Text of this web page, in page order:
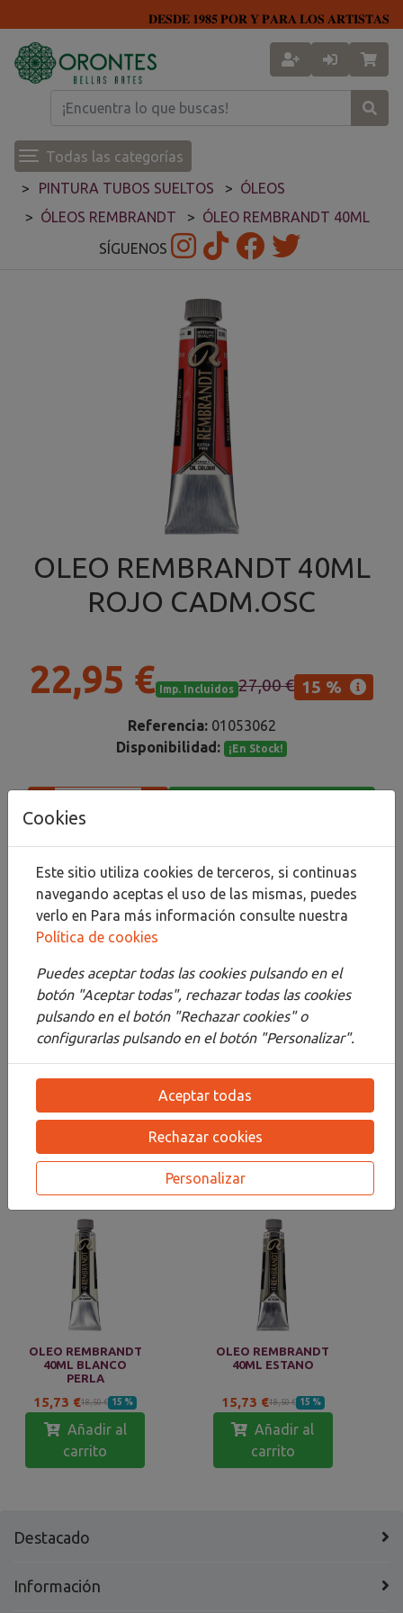
𝐃𝐄𝐒𝐃𝐄 𝟏𝟗𝟖𝟓 𝐏𝐎𝐑 𝐘 𝐏𝐀𝐑𝐀 𝐋𝐎𝐒 𝐀𝐑𝐓𝐈𝐒𝐓𝐀𝐒
Todas las categorías
PINTURA TUBOS SUELTOS
ÓLEOS
ÓLEOS REMBRANDT
ÓLEO REMBRANDT 40ML
SÍGUENOS
OLEO REMBRANDT 40ML
ROJO CADM.OSC
22,95 € Imp. Incluidos 27,00 € 15 %
Referencia: 01053062
Disponibilidad:
¡En Stock!
Compartir
Descripción
Detalles
Adjuntos
Opiniones
¡Este producto no tiene descripción!
PRODUCTOSRELACIONADOS
OLEO REMBRANDT
40ML BLANCO
PERLA
15,73 €18,50 € 15 %
Añadir al
carrito
OLEO REMBRANDT
40ML ESTANO
15,73 €18,50 € 15 %
Añadir al
carrito
Destacado
Información
Cookies
Este sitio utiliza cookies de terceros, si continuas
navegando aceptas el uso de las mismas, puedes
verlo en Para más información consulte nuestra
Política de cookies
Puedes aceptar todas las cookies pulsando en el
botón "Aceptar todas", rechazar todas las cookies
pulsando en el botón "Rechazar cookies" o
configurarlas pulsando en el botón "Personalizar".
Aceptar todas
Rechazar cookies
Personalizar